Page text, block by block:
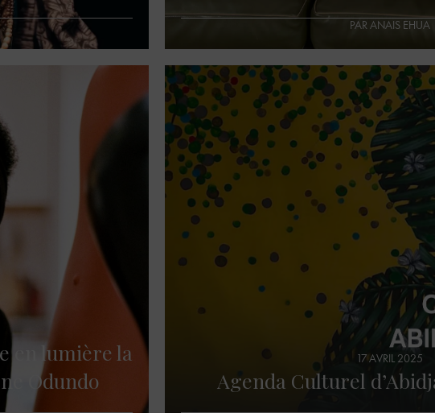
PAR ANAIS EHUA
en lumière la
Odundo
17 AVRIL 2025
Agenda Culturel